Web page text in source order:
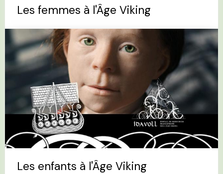
Les femmes à l'Âge Viking
Les enfants à l'Âge Viking